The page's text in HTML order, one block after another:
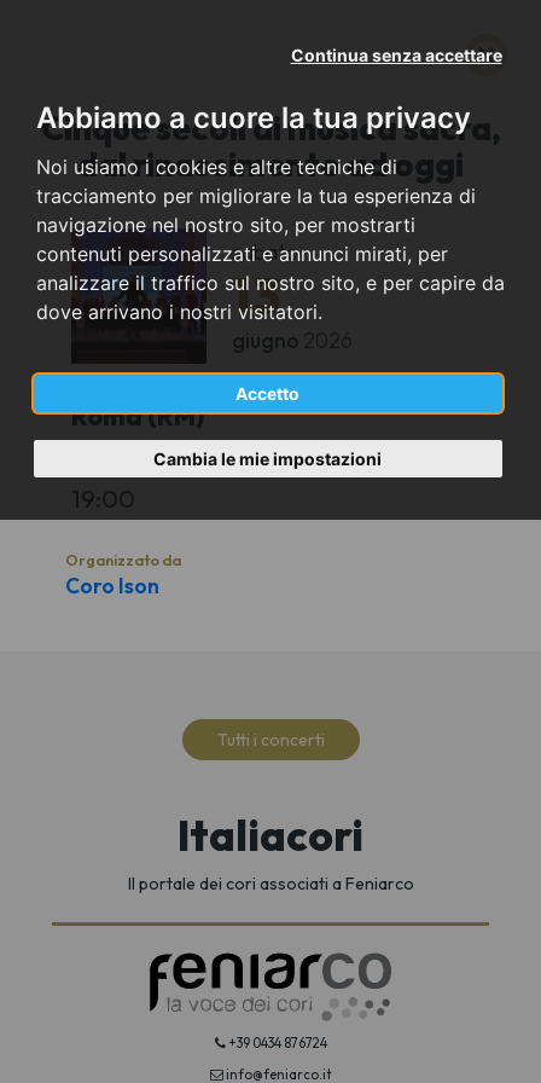
Abbiamo a cuore la tua privacy
Noi usiamo i cookies e altre tecniche di
tracciamento per migliorare la tua esperienza di
navigazione nel nostro sito, per mostrarti
contenuti personalizzati e annunci mirati, per
analizzare il traffico sul nostro sito, e per capire da
dove arrivano i nostri visitatori.
Accetto
Continua senza accettare
Cambia le mie impostazioni
Cinque secoli di musica sacra,
dal rinascimento ad oggi
sabato
13
giugno 2026
Roma (RM)
Aula magna Lante della Rovere
19:00
Organizzato da
Coro Ison
Tutti i concerti
Italiacori
Il portale dei cori associati a Feniarco
+39 0434 876724
info@feniarco.it